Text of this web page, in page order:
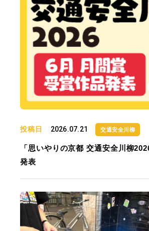
投稿日 2026.07.21 交通安全川柳
「思いやりの京都 交通安全川柳
発表